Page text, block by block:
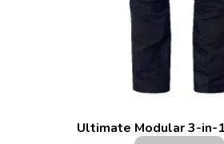
Ultimate Modular 3-in-